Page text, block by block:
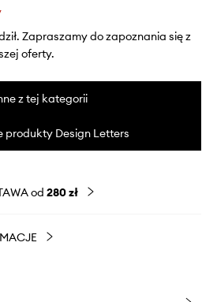
Zapraszamy do zapoznania się z
oferty.
z tej kategorii
produkty Design Letters
od 280 zł